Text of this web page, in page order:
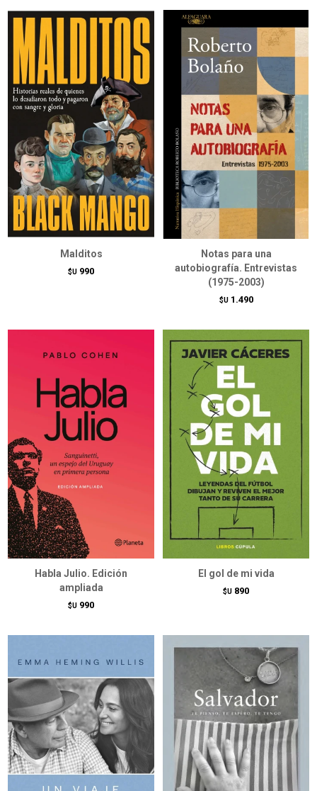
Malditos
$U 990
Notas para una
autobiografía. Entrevistas
(1975-2003)
$U 1.490
Habla Julio. Edición
ampliada
$U 990
El gol de mi vida
$U 890